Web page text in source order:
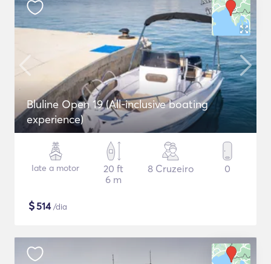
Bluline Open 19 (All-inclusive boating
experience)
Iate a motor
20 ft
6 m
8 Cruzeiro 0
$514/dia